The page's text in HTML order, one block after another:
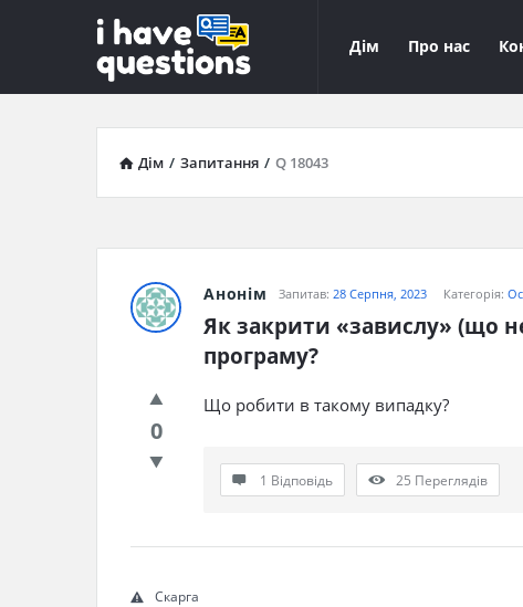
iHaveQuestions
Навігація
Дім Про нас
Дім / Запитання / Q 18043
Анонім Запитав: 28 Серпня, 2023 Категорія:
Як закрити «завислу» (що
програму?
0
Що робити в такому випадку?
1 Відповідь 25 Переглядів
Скарга